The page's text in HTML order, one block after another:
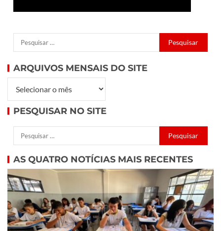
ARQUIVOS MENSAIS DO SITE
PESQUISAR NO SITE
AS QUATRO NOTÍCIAS MAIS RECENTES